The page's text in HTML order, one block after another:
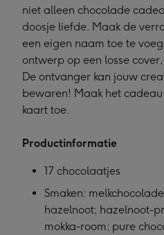
niet alleen chocolade
doosje liefde. Maak de
een eigen naam toe te
ontwerp op een losse
De ontvanger kan jouw
bewaren! Maak het
kaart toe.
Productinformatie
17 chocolaatjes
Smaken:
hazelnoot; hazelnoot-
mokka-room; pure